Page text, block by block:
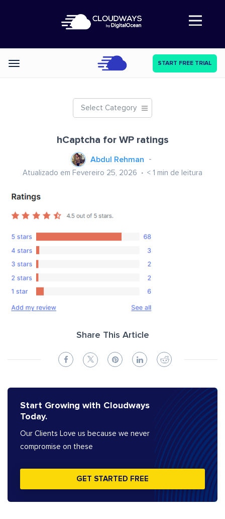
Abre a navegação
Categories START FREE TRIAL
Select Category
hCaptcha for WP ratings
Abdul Rehman
Atualizado em Fevereiro 25, 2026 < 1 min de leitura
Share This Article
Start Growing with Cloudways
Today.
Our Clients Love us because we never
compromise on these
GET STARTED FREE